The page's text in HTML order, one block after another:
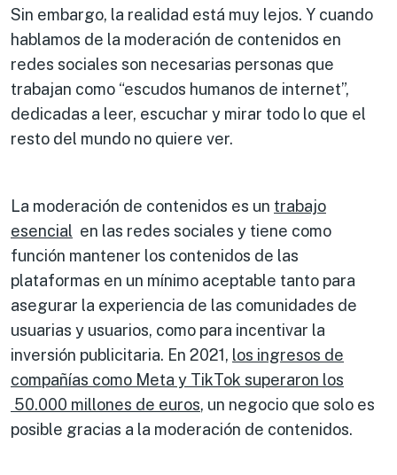
Sin embargo, la realidad está muy lejos. Y cuando
hablamos de la moderación de contenidos en
redes sociales son necesarias personas que
trabajan como “escudos humanos de internet”,
dedicadas a leer, escuchar y mirar todo lo que el
resto del mundo no quiere ver.
La moderación de contenidos es un trabajo
esencial en las redes sociales y tiene como
función mantener los contenidos de las
plataformas en un mínimo aceptable tanto para
asegurar la experiencia de las comunidades de
usuarias y usuarios, como para incentivar la
inversión publicitaria. En 2021, los ingresos de
compañías como Meta y TikTok superaron los
50.000 millones de euros, un negocio que solo es
posible gracias a la moderación de contenidos.